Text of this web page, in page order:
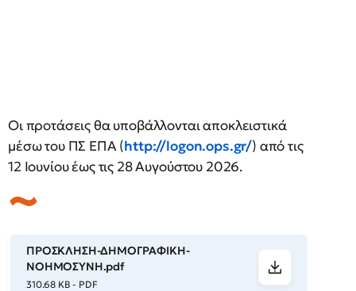
Οι προτάσεις θα υποβάλλονται αποκλειστικά
μέσω του ΠΣ ΕΠΑ (http://logon.ops.gr/) από τις
12 Ιουνίου έως τις 28 Αυγούστου 2026.
ΠΡΟΣΚΛΗΣΗ-ΔΗΜΟΓΡΑΦΙΚΗ-
ΝΟΗΜΟΣΥΝΗ.pdf
310.68 KB - PDF